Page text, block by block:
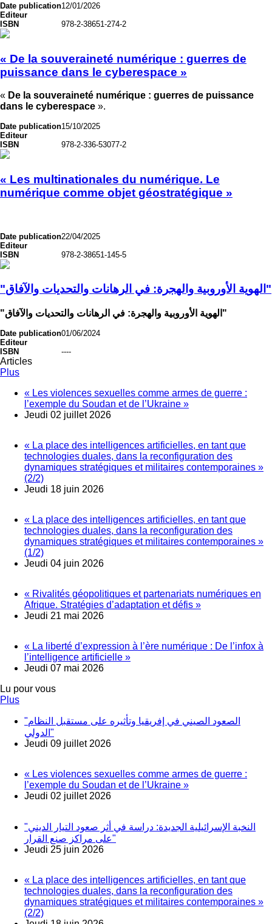
Date publication12/01/2026
Editeur
ISBN
978-2-38651-274-2
« De la souveraineté numérique : guerres de
puissance dans le cyberespace »
« De la souveraineté numérique : guerres de puissance
dans le cyberespace ».
Date publication15/10/2025
Editeur
ISBN
978-2-336-53077-2
« Les multinationales du numérique. Le
numérique comme objet géostratégique »
Date publication22/04/2025
Editeur
ISBN
978-2-38651-145-5
"الهوية الأوروبية والهجرة: في الرهانات والتحديات والآفاق"
"الهوية الأوروبية والهجرة: في الرهانات والتحديات والآفاق"
Date publication01/06/2024
Editeur
ISBN
----
Articles
Plus
« Les violences sexuelles comme armes de guerre :
l’exemple du Soudan et de l’Ukraine »
Jeudi 02 juillet 2026
« La place des intelligences artificielles, en tant que
technologies duales, dans la reconfiguration des
dynamiques stratégiques et militaires contemporaines »
(2/2)
Jeudi 18 juin 2026
« La place des intelligences artificielles, en tant que
technologies duales, dans la reconfiguration des
dynamiques stratégiques et militaires contemporaines »
(1/2)
Jeudi 04 juin 2026
« Rivalités géopolitiques et partenariats numériques en
Afrique. Stratégies d’adaptation et défis »
Jeudi 21 mai 2026
« La liberté d’expression à l’ère numérique : De l’infox à
l’intelligence artificielle »
Jeudi 07 mai 2026
Lu pour vous
Plus
"الصعود الصيني في إفريقيا وتأثيره على مستقبل النظام
الدولي"
Jeudi 09 juillet 2026
« Les violences sexuelles comme armes de guerre :
l’exemple du Soudan et de l’Ukraine »
Jeudi 02 juillet 2026
"النخبة الإسرائيلية الجديدة: دراسة في أثر صعود التيار الديني
على مراكز صنع القرار"
Jeudi 25 juin 2026
« La place des intelligences artificielles, en tant que
technologies duales, dans la reconfiguration des
dynamiques stratégiques et militaires contemporaines »
(2/2)